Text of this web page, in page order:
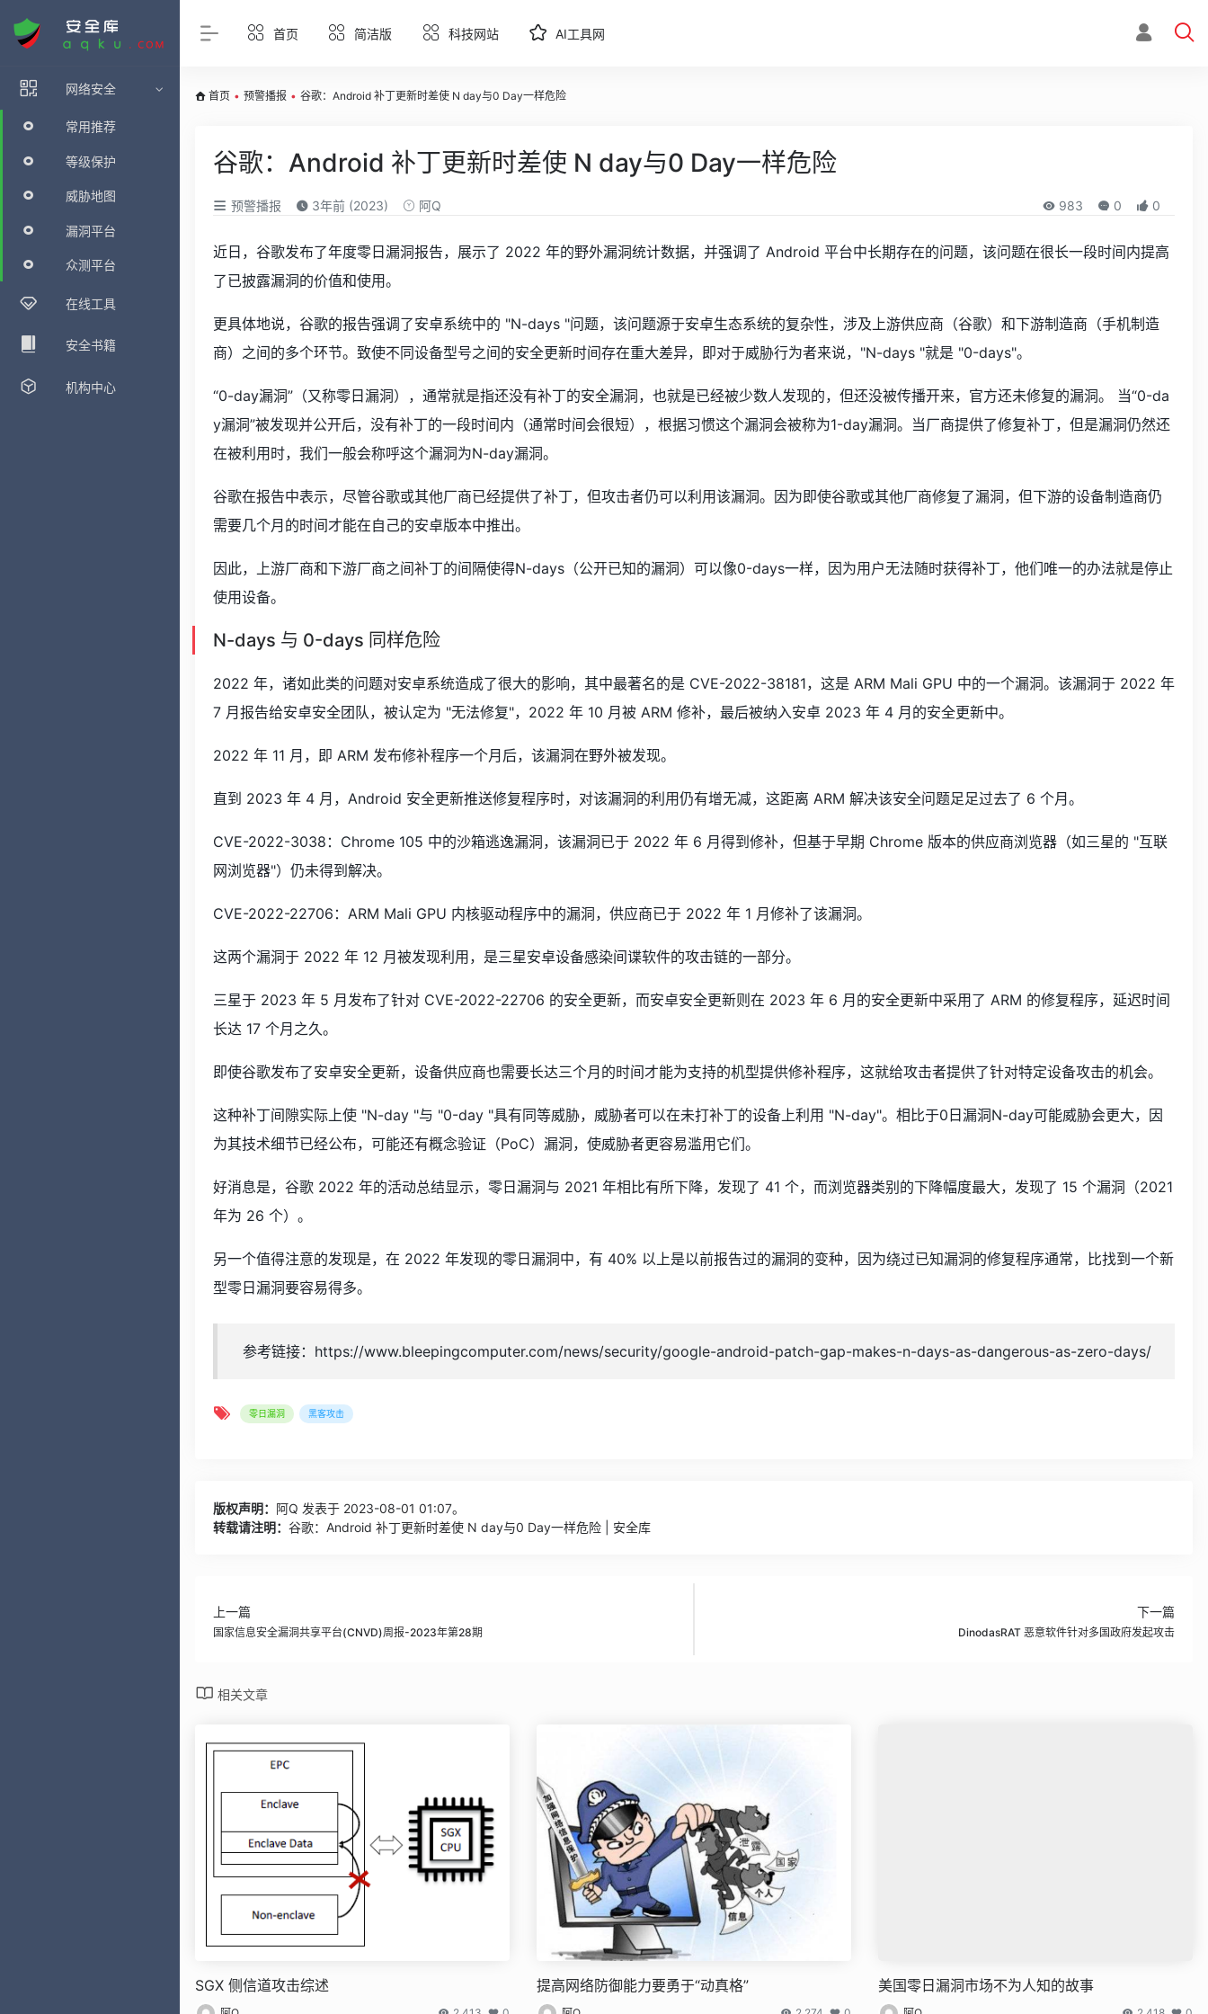
网络安全
常用推荐
等级保护
威胁地图
漏洞平台
众测平台
在线工具
安全书籍
机构中心
首页 简洁版 科技网站 AI工具网
首页 • 预警播报 • 谷歌：Android 补丁更新时差使 N day与0 Day一样危险
谷歌：Android 补丁更新时差使 N day与0 Day一样危险
预警播报 3年前 (2023) 阿Q 983 0 0
近日，谷歌发布了年度零日漏洞报告，展示了 2022 年的野外漏洞统计数据，并强调了 Android 平台中长期存在的问题，该问题在很长一段时间内提高
了已披露漏洞的价值和使用。
更具体地说，谷歌的报告强调了安卓系统中的 "N-days "问题，该问题源于安卓生态系统的复杂性，涉及上游供应商（谷歌）和下游制造商（手机制造
商）之间的多个环节。致使不同设备型号之间的安全更新时间存在重大差异，即对于威胁行为者来说，"N-days "就是 "0-days"。
“0-day漏洞”（又称零日漏洞），通常就是指还没有补丁的安全漏洞，也就是已经被少数人发现的，但还没被传播开来，官方还未修复的漏洞。 当“0-da
y漏洞”被发现并公开后，没有补丁的一段时间内（通常时间会很短），根据习惯这个漏洞会被称为1-day漏洞。当厂商提供了修复补丁，但是漏洞仍然还
在被利用时，我们一般会称呼这个漏洞为N-day漏洞。
谷歌在报告中表示，尽管谷歌或其他厂商已经提供了补丁，但攻击者仍可以利用该漏洞。因为即使谷歌或其他厂商修复了漏洞，但下游的设备制造商仍
需要几个月的时间才能在自己的安卓版本中推出。
因此，上游厂商和下游厂商之间补丁的间隔使得N-days（公开已知的漏洞）可以像0-days一样，因为用户无法随时获得补丁，他们唯一的办法就是停止
使用设备。
N-days 与 0-days 同样危险
2022 年，诸如此类的问题对安卓系统造成了很大的影响，其中最著名的是 CVE-2022-38181，这是 ARM Mali GPU 中的一个漏洞。该漏洞于 2022 年
7 月报告给安卓安全团队，被认定为 "无法修复"，2022 年 10 月被 ARM 修补，最后被纳入安卓 2023 年 4 月的安全更新中。
2022 年 11 月，即 ARM 发布修补程序一个月后，该漏洞在野外被发现。
直到 2023 年 4 月，Android 安全更新推送修复程序时，对该漏洞的利用仍有增无减，这距离 ARM 解决该安全问题足足过去了 6 个月。
CVE-2022-3038：Chrome 105 中的沙箱逃逸漏洞，该漏洞已于 2022 年 6 月得到修补，但基于早期 Chrome 版本的供应商浏览器（如三星的 "互联
网浏览器"）仍未得到解决。
CVE-2022-22706：ARM Mali GPU 内核驱动程序中的漏洞，供应商已于 2022 年 1 月修补了该漏洞。
这两个漏洞于 2022 年 12 月被发现利用，是三星安卓设备感染间谍软件的攻击链的一部分。
三星于 2023 年 5 月发布了针对 CVE-2022-22706 的安全更新，而安卓安全更新则在 2023 年 6 月的安全更新中采用了 ARM 的修复程序，延迟时间
长达 17 个月之久。
即使谷歌发布了安卓安全更新，设备供应商也需要长达三个月的时间才能为支持的机型提供修补程序，这就给攻击者提供了针对特定设备攻击的机会。
这种补丁间隙实际上使 "N-day "与 "0-day "具有同等威胁，威胁者可以在未打补丁的设备上利用 "N-day"。相比于0日漏洞N-day可能威胁会更大，因
为其技术细节已经公布，可能还有概念验证（PoC）漏洞，使威胁者更容易滥用它们。
好消息是，谷歌 2022 年的活动总结显示，零日漏洞与 2021 年相比有所下降，发现了 41 个，而浏览器类别的下降幅度最大，发现了 15 个漏洞（2021
年为 26 个）。
另一个值得注意的发现是，在 2022 年发现的零日漏洞中，有 40% 以上是以前报告过的漏洞的变种，因为绕过已知漏洞的修复程序通常，比找到一个新
型零日漏洞要容易得多。
参考链接：https://www.bleepingcomputer.com/news/security/google-android-patch-gap-makes-n-days-as-dangerous-as-zero-days/
零日漏洞 黑客攻击
版权声明： 阿Q 发表于 2023-08-01 01:07。
转载请注明： 谷歌：Android 补丁更新时差使 N day与0 Day一样危险 | 安全库
上一篇
国家信息安全漏洞共享平台(CNVD)周报-2023年第28期
下一篇
DinodasRAT 恶意软件针对多国政府发起攻击
相关文章
SGX 侧信道攻击综述 提高网络防御能力要勇于“动真格” 美国零日漏洞市场不为人知的故事